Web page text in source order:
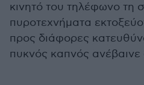
κινητό του τηλέφωνο τη
πυροτεχνήματα
προς διάφορες
πυκνός καπνός